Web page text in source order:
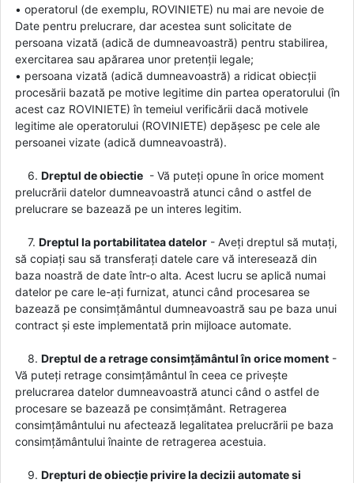
• operatorul (de exemplu, ROVINIETE) nu mai are nevoie de
Date pentru prelucrare, dar acestea sunt solicitate de
persoana vizată (adică de dumneavoastră) pentru stabilirea,
exercitarea sau apărarea unor pretenții legale;
• persoana vizată (adică dumneavoastră) a ridicat obiecții
procesării bazată pe motive legitime din partea operatorului (în
acest caz ROVINIETE) în temeiul verificării dacă motivele
legitime ale operatorului (ROVINIETE) depășesc pe cele ale
persoanei vizate (adică dumneavoastră).
6. Dreptul de obiectie- Vă puteți opune în orice moment
prelucrării datelor dumneavoastră atunci când o astfel de
prelucrare se bazează pe un interes legitim.
7. Dreptul la portabilitatea datelor- Aveți dreptul să mutați,
să copiați sau să transferați datele care vă interesează din
baza noastră de date într-o alta. Acest lucru se aplică numai
datelor pe care le-ați furnizat, atunci când procesarea se
bazează pe consimțământul dumneavoastră sau pe baza unui
contract și este implementată prin mijloace automate.
8. Dreptul de a retrage consimțământul în orice moment-
Vă puteți retrage consimțământul în ceea ce privește
prelucrarea datelor dumneavoastră atunci când o astfel de
procesare se bazează pe consimțământ. Retragerea
consimțământului nu afectează legalitatea prelucrării pe baza
consimțământului înainte de retragerea acestuia.
9. Drepturi de obiecție privire la decizii automate si